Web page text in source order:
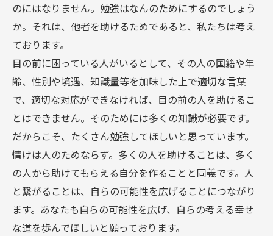
のにはなりません。勉強はなんのためにするのでしょう
か。それは、他者を助けるためであると、私たちは考え
ております。
目の前に困っている人がいるとして、その人の国籍や年
齢、性別や境遇、知識量等を加味した上で適切な言葉
で、適切な対応ができなければ、目の前の人を助けるこ
とはできません。そのためには多くの知識が必要です。
だからこそ、たくさん勉強してほしいと思っています。
情けは人のためならず。多くの人を助けることは、多く
の人から助けてもらえる自分を作ることと同義です。人
と繋がることは、自らの可能性を広げることにつながり
ます。あなたも自らの可能性を広げ、自らの考える幸せ
な道を歩んでほしいと願っております。